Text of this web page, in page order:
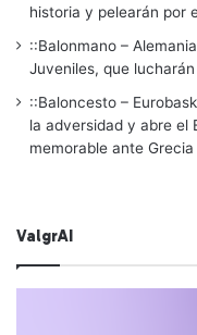
historia y pelearán por
::Balonmano –
Juveniles, que
::Baloncesto –
la adversidad y abre el
memorable ante
ValgrAI